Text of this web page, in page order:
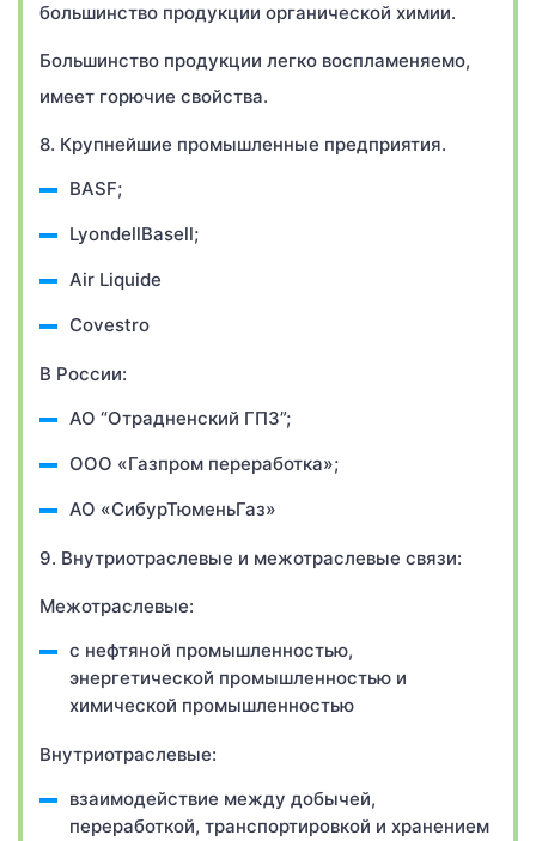
большинство продукции органической химии.
Большинство продукции легко воспламеняемо,
имеет горючие свойства.
8. Крупнейшие промышленные предприятия.
BASF;
LyondellBasell;
Air Liquide
Covestro
В России:
АО “Отрадненский ГПЗ”;
ООО «Газпром переработка»;
АО «СибурТюменьГаз»
9. Внутриотраслевые и межотраслевые связи:
Межотраслевые:
с нефтяной промышленностью,
энергетической промышленностью и
химической промышленностью
Внутриотраслевые:
взаимодействие между добычей,
переработкой, транспортировкой и хранением